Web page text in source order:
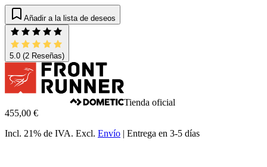
Añadir a la lista de deseos
5.0 (2 Reseñas)
Tienda oficial
455,00 €
Incl. 21% de IVA. Excl. Envío | Entrega en 3-5 días